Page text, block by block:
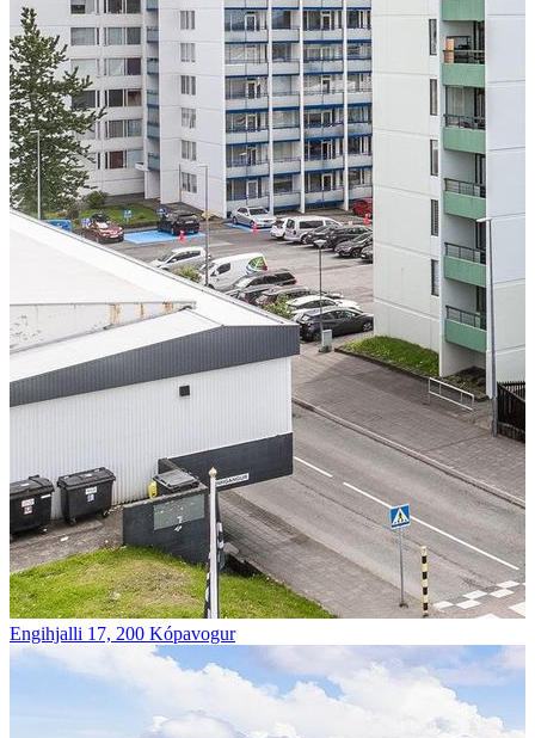
Engihjalli 17, 200 Kópavogur